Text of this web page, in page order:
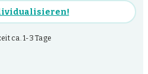
ca. 1-3 Tage